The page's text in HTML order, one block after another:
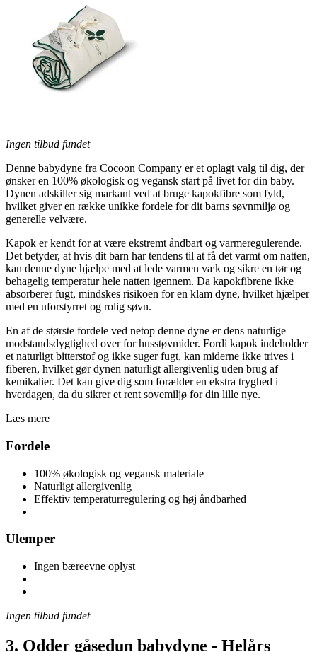
Ingen tilbud fundet
Denne babydyne fra Cocoon Company er et oplagt valg til dig, der
ønsker en 100% økologisk og vegansk start på livet for din baby.
Dynen adskiller sig markant ved at bruge kapokfibre som fyld,
hvilket giver en række unikke fordele for dit barns søvnmiljø og
generelle velvære.
Kapok er kendt for at være ekstremt åndbart og varmeregulerende.
Det betyder, at hvis dit barn har tendens til at få det varmt om natten,
kan denne dyne hjælpe med at lede varmen væk og sikre en tør og
behagelig temperatur hele natten igennem. Da kapokfibrene ikke
absorberer fugt, mindskes risikoen for en klam dyne, hvilket hjælper
med en uforstyrret og rolig søvn.
En af de største fordele ved netop denne dyne er dens naturlige
modstandsdygtighed over for husstøvmider. Fordi kapok indeholder
et naturligt bitterstof og ikke suger fugt, kan miderne ikke trives i
fiberen, hvilket gør dynen naturligt allergivenlig uden brug af
kemikalier. Det kan give dig som forælder en ekstra tryghed i
hverdagen, da du sikrer et rent sovemiljø for din lille nye.
Læs mere
Fordele
100% økologisk og vegansk materiale
Naturligt allergivenlig
Effektiv temperaturregulering og høj åndbarhed
Ulemper
Ingen bæreevne oplyst
Ingen tilbud fundet
3. Odder gåsedun babydyne - Helårs